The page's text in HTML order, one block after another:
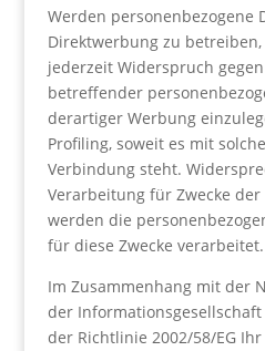
Werden personenbezogene
Direktwerbung zu betreiben,
jederzeit Widerspruch
betreffender
derartiger Werbung
Profiling, soweit es mit
Verbindung steht.
Verarbeitung für Zwecke
werden die
für diese Zwecke verarbeitet.
Im Zusammenhang mit der
der
der Richtlinie 2002/58/EG